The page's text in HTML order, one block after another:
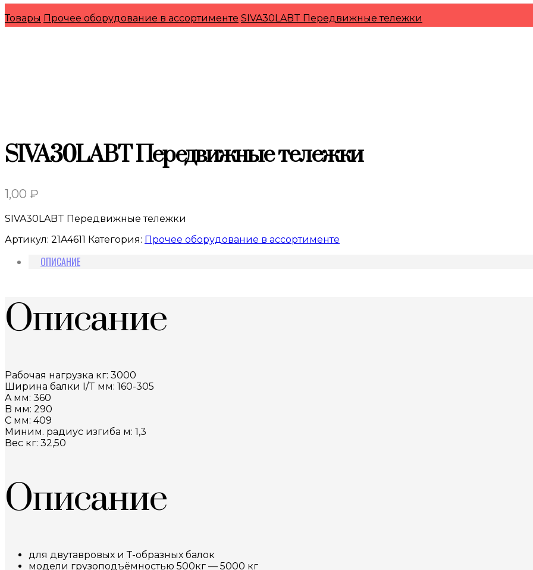
Товары Прочее оборудование в ассортименте SIVA30LABT Передвижные тележки
SIVA30LABT Передвижные тележки
1,00 ₽
SIVA30LABT Передвижные тележки
Артикул: 21A4611 Категория: Прочее оборудование в ассортименте
ОПИСАНИЕ
Описание
Рабочая нагрузка кг: 3000
Ширина балки I/T мм: 160-305
A мм: 360
B мм: 290
C мм: 409
Миним. радиус изгиба м: 1,3
Вес кг: 32,50
Описание
для двутавровых и Т-образных балок
модели грузоподъёмностью 500кг — 5000 кг